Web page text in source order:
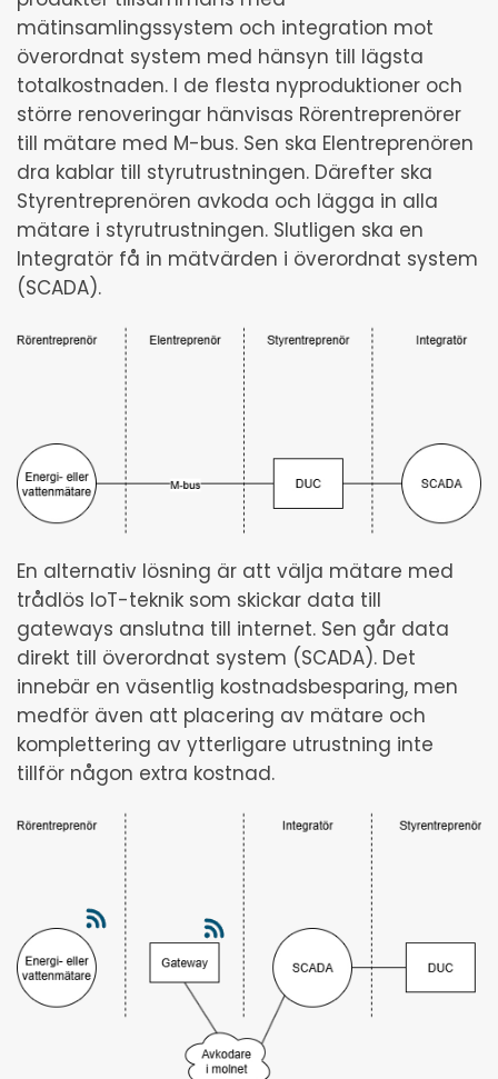
mätinsamlingssystem och integration mot
överordnat system med hänsyn till lägsta
totalkostnaden. I de flesta nyproduktioner och
större renoveringar hänvisas Rörentreprenörer
till mätare med M-bus. Sen ska Elentreprenören
dra kablar till styrutrustningen. Därefter ska
Styrentreprenören avkoda och lägga in alla
mätare i styrutrustningen. Slutligen ska en
Integratör få in mätvärden i överordnat system
(SCADA).
En alternativ lösning är att välja mätare med
trådlös IoT-teknik som skickar data till
gateways anslutna till internet. Sen går data
direkt till överordnat system (SCADA). Det
innebär en väsentlig kostnadsbesparing, men
medför även att placering av mätare och
komplettering av ytterligare utrustning inte
tillför någon extra kostnad.